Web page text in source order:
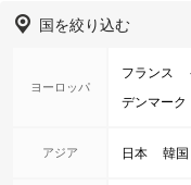
国を絞り込む
ヨーロッパ
フランス
デンマーク
アジア 日本 韓国